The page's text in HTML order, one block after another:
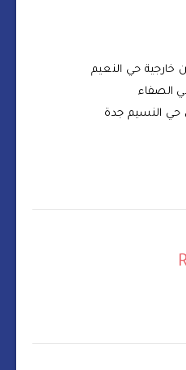
خارجية حي النعيم
الصفاء
حي النسيم جدة